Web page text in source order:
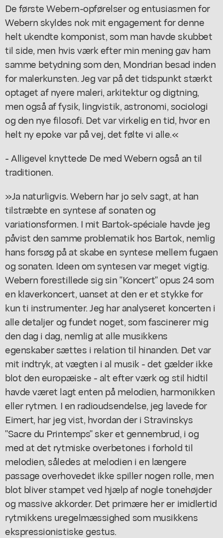
De første Webern-opførelser og entusiasmen for
Webern skyldes nok mit engagement for denne
helt ukendte komponist, som man havde skubbet
til side, men hvis værk efter min mening gav ham
samme betydning som den, Mondrian besad inden
for malerkunsten. Jeg var på det tidspunkt stærkt
optaget af nyere maleri, arkitektur og digtning,
men også af fysik, lingvistik, astronomi, sociologi
og den nye filosofi. Det var virkelig en tid, hvor en
helt ny epoke var på vej, det følte vi alle.«
- Alligevel knyttede De med Webern også an til
traditionen.
»Ja naturligvis. Webern har jo selv sagt, at han
tilstræbte en syntese af sonaten og
variationsformen. I mit Bartok-spéciale havde jeg
påvist den samme problematik hos Bartok, nemlig
hans forsøg på at skabe en syntese mellem fugaen
og sonaten. Ideen om syntesen var meget vigtig.
Webern forestillede sig sin "Koncert" opus 24 som
en klaverkoncert, uanset at den er et stykke for
kun ti instrumenter. Jeg har analyseret koncerten i
alle detaljer og fundet noget, som fascinerer mig
den dag i dag, nemlig at alle musikkens
egenskaber sættes i relation til hinanden. Det var
mit indtryk, at vægten i al musik - det gælder ikke
blot den europæiske - alt efter værk og stil hidtil
havde været lagt enten på melodien, harmonikken
eller rytmen. I en radioudsendelse, jeg lavede for
Eimert, har jeg vist, hvordan der i Stravinskys
"Sacre du Printemps" sker et gennembrud, i og
med at det rytmiske overbetones i forhold til
melodien, således at melodien i en længere
passage overhovedet ikke spiller nogen rolle, men
blot bliver stampet ved hjælp af nogle tonehøjder
og massive akkorder. Det primære her er imidlertid
rytmikkens uregelmæssighed som musikkens
ekspressionistiske gestus.